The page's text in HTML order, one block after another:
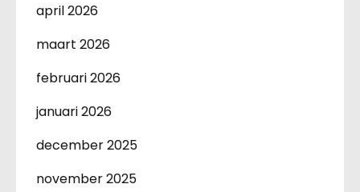
april 2026
maart 2026
februari 2026
januari 2026
december 2025
november 2025